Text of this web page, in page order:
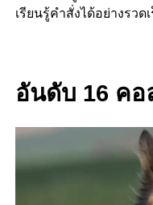
เรียนรู้คำสั่งได้อย่างรว
อันดับ 16 คอ